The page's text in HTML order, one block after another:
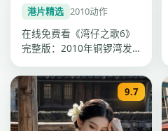
港片精选 2010动作
在线免费看《湾仔之歌6》
完整版：2010年铜锣湾发
乐、杨千…
9.7